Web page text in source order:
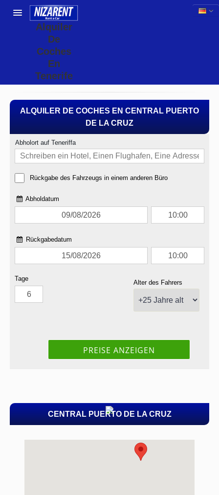
Alquiler
De
Coches
En
Tenerife
ALQUILER DE COCHES EN CENTRAL PUERTO
DE LA CRUZ
CENTRAL PUERTO DE LA CRUZ